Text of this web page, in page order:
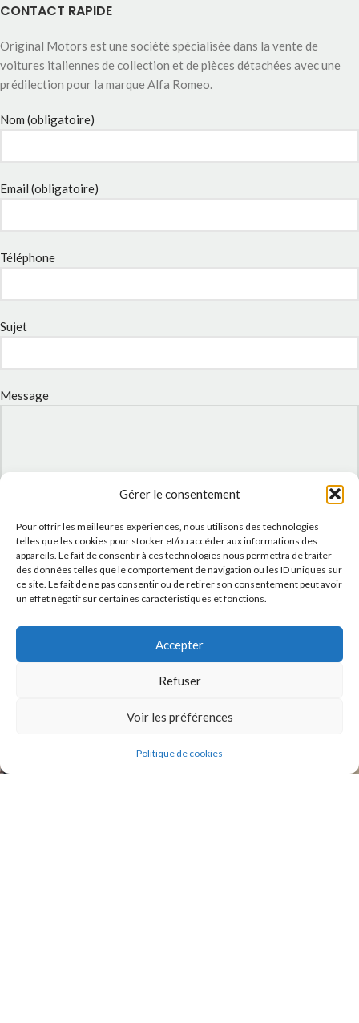
Gérer le consentement
Pour offrir les meilleures expériences, nous utilisons des technologies
telles que les cookies pour stocker et/ou accéder aux informations des
appareils. Le fait de consentir à ces technologies nous permettra de traiter
des données telles que le comportement de navigation ou les ID uniques sur
ce site. Le fait de ne pas consentir ou de retirer son consentement peut avoir
un effet négatif sur certaines caractéristiques et fonctions.
Accepter
Refuser
Voir les préférences
Politique de cookies
CONTACT RAPIDE
Original Motors est une société spécialisée dans la vente de
voitures italiennes de collection et de pièces détachées avec une
prédilection pour la marque Alfa Romeo.
Nom (obligatoire)
Email (obligatoire)
Téléphone
Sujet
Message
J'accepte laPolitique de confidentialitéde ce site.